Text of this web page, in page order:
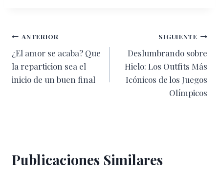
Navegación
de
entradas
ANTERIOR
¿El amor se acaba? Que
la reparticion sea el
inicio de un buen final
SIGUIENTE
Deslumbrando sobre
Hielo: Los Outfits Más
Icónicos de los Juegos
Olímpicos
Publicaciones Similares